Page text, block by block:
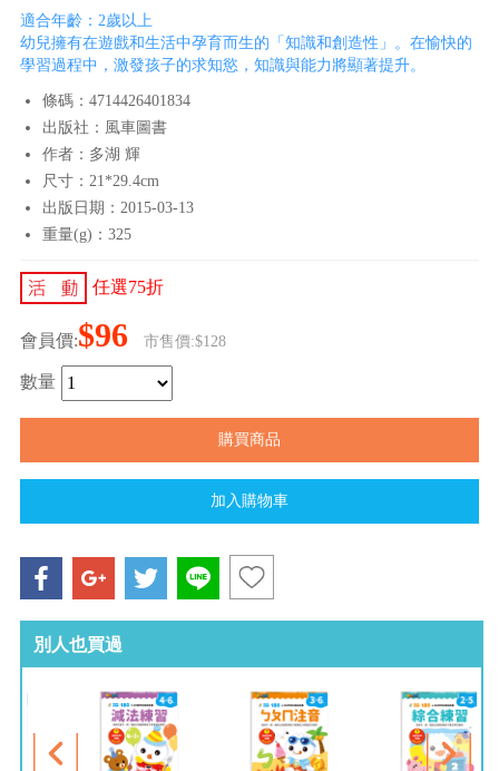
適合年齡：2歲以上
幼兒擁有在遊戲和生活中孕育而生的「知識和創造性」。在愉快的
學習過程中，激發孩子的求知慾，知識與能力將顯著提升。
條碼：4714426401834
出版社：風車圖書
作者：多湖 輝
尺寸：21*29.4cm
出版日期：2015-03-13
重量(g)：325
任選75折
會員價:$96 市售價:$128
數量
別人也買過